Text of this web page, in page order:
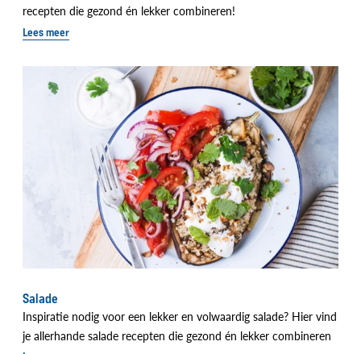
recepten die gezond én lekker combineren!
Lees meer
Salade
Inspiratie nodig voor een lekker en volwaardig salade? Hier vind
je allerhande salade recepten die gezond én lekker combineren